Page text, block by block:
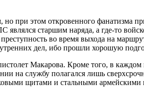
при этом откровенного фанатизма
старшим наряда, а где-то
во время выхода на
дел, ибо прошли хорошую
Макарова. Кроме того, в каждом
на службу полагался лишь
щитами и стальными